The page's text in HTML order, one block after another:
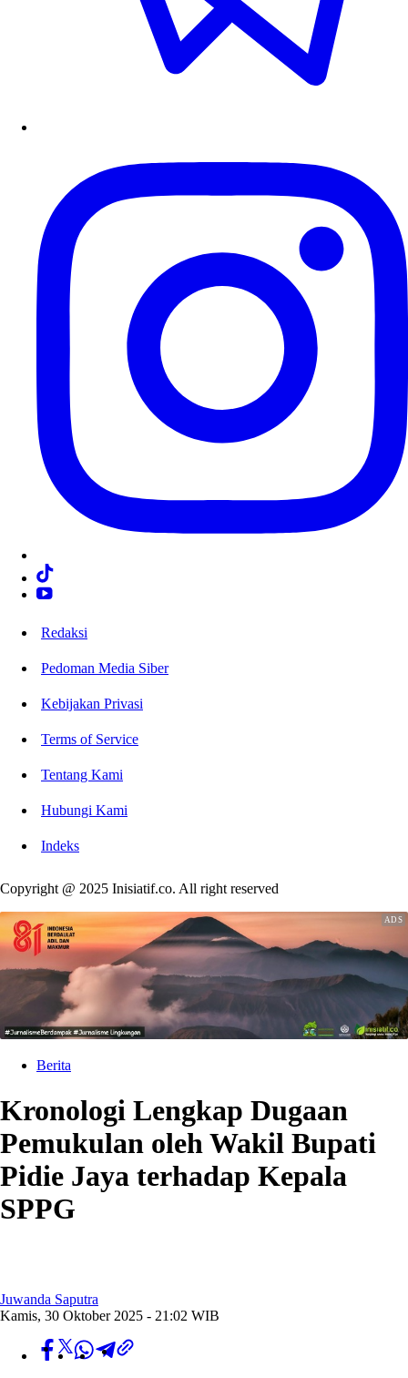
Redaksi
Pedoman Media Siber
Kebijakan Privasi
Terms of Service
Tentang Kami
Hubungi Kami
Indeks
Copyright @ 2025 Inisiatif.co. All right reserved
Berita
Kronologi Lengkap Dugaan
Pemukulan oleh Wakil Bupati
Pidie Jaya terhadap Kepala
SPPG
Juwanda Saputra
Kamis, 30 Oktober 2025 - 21:02 WIB